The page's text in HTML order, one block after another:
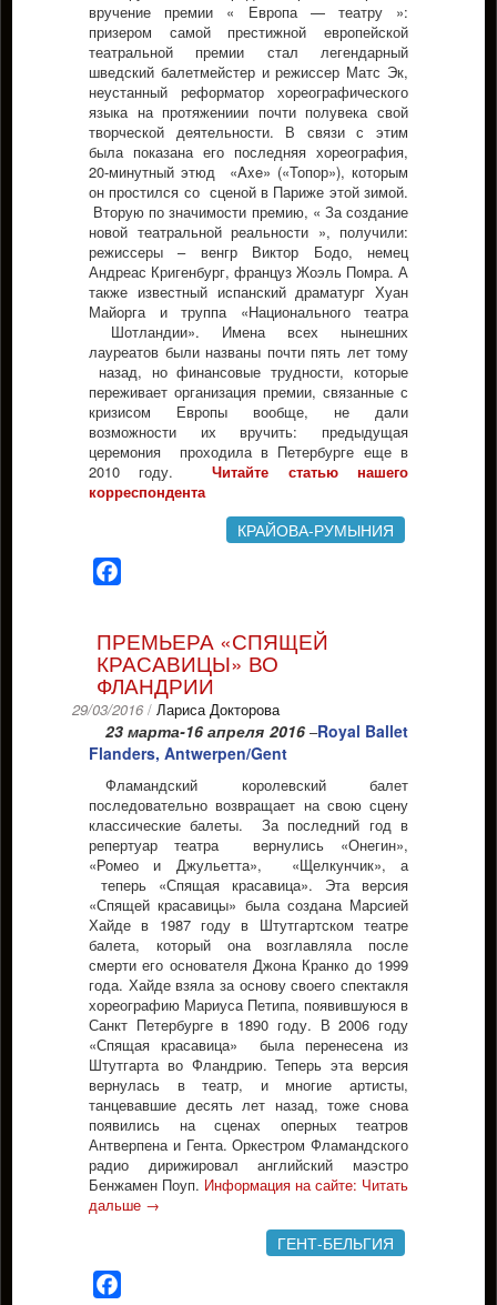
вручение премии « Европа — театру »:
призером самой престижной европейской
театральной премии стал легендарный
шведский балетмейстер и режиссер Матс Эк,
неустанный реформатор хореографического
языка на протяжениии почти полувека свой
творческой деятельности. В связи с этим
была показана его последняя хореография,
20-минутный этюд «Axe» («Топор»), которым
он простился со сценой в Париже этой зимой.
Вторую по значимости премию, « За создание
новой театральной реальности », получили:
режиссеры – венгр Виктор Бодо, немец
Андреас Кригенбург, француз Жоэль Помра. А
также известный испанский драматург Хуан
Майорга и труппа «Национального театра
Шотландии». Имена всех нынешних
лауреатов были названы почти пять лет тому
назад, но финансовые трудности, которые
переживает организация премии, связанные с
кризисом Европы вообще, не дали
возможности их вручить: предыдущая
церемония проходила в Петербурге еще в
2010 году.Читайте статью нашего
корреспондента
КРАЙОВА-РУМЫНИЯ
ПРЕМЬЕРА «СПЯЩЕЙ
КРАСАВИЦЫ» ВО
ФЛАНДРИИ
29/03/2016 / Лариса Докторова
23 марта-16 апреля 2016–Royal Ballet
Flanders, Antwerpen/Gent
Фламандский королевский балет
последовательно возвращает на свою сцену
классические балеты. За последний год в
репертуар театра вернулись «Онегин»,
«Ромео и Джульетта», «Щелкунчик», а
теперь «Спящая красавица». Эта версия
«Спящей красавицы» была создана Марсией
Хайде в 1987 году в Штутгартском театре
балета, который она возглавляла после
смерти его основателя Джона Кранко до 1999
года. Хайде взяла за основу своего спектакля
хореографию Мариуса Петипа, появившуюся в
Санкт Петербурге в 1890 году. В 2006 году
«Спящая красавица» была перенесена из
Штутгарта во Фландрию. Теперь эта версия
вернулась в театр, и многие артисты,
танцевавшие десять лет назад, тоже снова
появились на сценах оперных театров
Антверпена и Гента. Оркестром Фламандского
радио дирижировал английский маэстро
Бенжамен Поуп. Информация на сайте: Читать
дальше →
ГЕНТ-БЕЛЬГИЯ